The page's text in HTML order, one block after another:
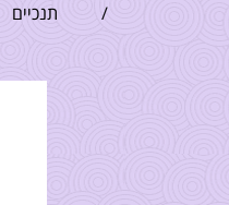
/ תנכיים